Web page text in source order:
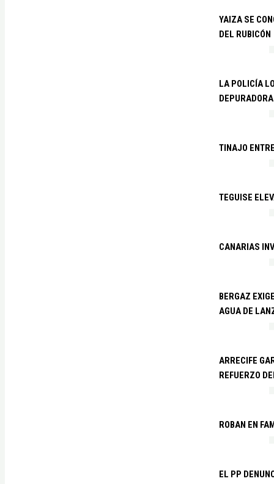
YAIZA SE
DEL RUBICÓN
LA POLICÍA
TINAJO
TEGUISE
CANARIAS
BERGAZ
AGUA DE
ARRECIFE
REFUERZO
ROBAN EN
EL PP